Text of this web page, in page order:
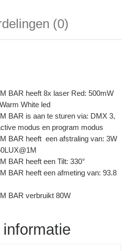
(0)
BAR heeft 8x laser Red: 500mW
White led
BAR is aan te sturen via: DMX 3,
modus en program modus
BAR heeft een afstraling van: 3W
BAR heeft een Tilt: 330°
BAR heeft een afmeting van: 93.8
BAR verbruikt 80W